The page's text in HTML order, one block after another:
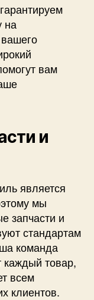
на
вам
и
является
мы
запчасти и
стандартам
команда
каждый товар,
всем
клиентов.